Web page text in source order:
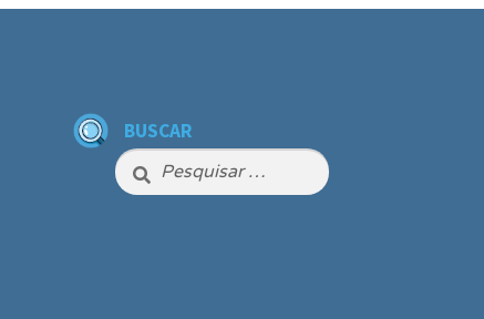
BUSCAR
Pesquisar
por: